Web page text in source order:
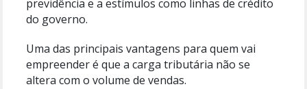
previdência e a estímulos como linhas de crédito
do governo.
Uma das principais vantagens para quem vai
empreender é que a carga tributária não se
altera com o volume de vendas.